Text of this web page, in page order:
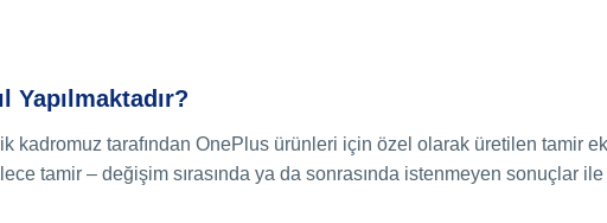
Yapılmaktadır?
kadromuz tarafından OnePlus ürünleri için özel olarak üretilen tamir
tamir – değişim sırasında ya da sonrasında istenmeyen sonuçlar